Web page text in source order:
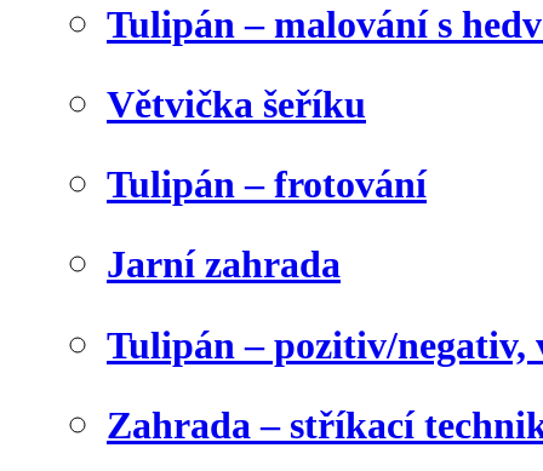
Tulipán – malování s
Větvička šeříku
Tulipán – frotování
Jarní zahrada
Tulipán – pozitiv/negativ,
Zahrada – stříkací